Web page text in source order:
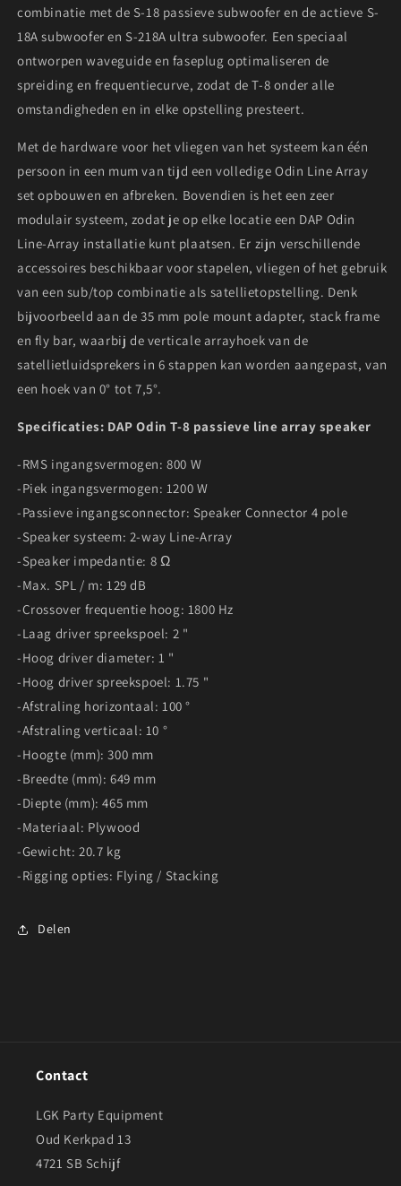
combinatie met de S-18 passieve subwoofer en de actieve S-
18A subwoofer en S-218A ultra subwoofer. Een speciaal
ontworpen waveguide en faseplug optimaliseren de
spreiding en frequentiecurve, zodat de T-8 onder alle
omstandigheden en in elke opstelling presteert.
Met de hardware voor het vliegen van het systeem kan één
persoon in een mum van tijd een volledige Odin Line Array
set opbouwen en afbreken. Bovendien is het een zeer
modulair systeem, zodat je op elke locatie een DAP Odin
Line-Array installatie kunt plaatsen. Er zijn verschillende
accessoires beschikbaar voor stapelen, vliegen of het gebruik
van een sub/top combinatie als satellietopstelling. Denk
bijvoorbeeld aan de 35 mm pole mount adapter, stack frame
en fly bar, waarbij de verticale arrayhoek van de
satellietluidsprekers in 6 stappen kan worden aangepast, van
een hoek van 0° tot 7,5°.
Specificaties: DAP Odin T-8 passieve line array speaker
-RMS ingangsvermogen: 800 W
-Piek ingangsvermogen: 1200 W
-Passieve ingangsconnector: Speaker Connector 4 pole
-Speaker systeem: 2-way Line-Array
-Speaker impedantie: 8 Ω
-Max. SPL / m: 129 dB
-Crossover frequentie hoog: 1800 Hz
-Laag driver spreekspoel: 2 "
-Hoog driver diameter: 1 "
-Hoog driver spreekspoel: 1.75 "
-Afstraling horizontaal: 100 °
-Afstraling verticaal: 10 °
-Hoogte (mm): 300 mm
-Breedte (mm): 649 mm
-Diepte (mm): 465 mm
-Materiaal: Plywood
-Gewicht: 20.7 kg
-Rigging opties: Flying / Stacking
Delen
Contact
LGK Party Equipment
Oud Kerkpad 13
4721 SB Schijf